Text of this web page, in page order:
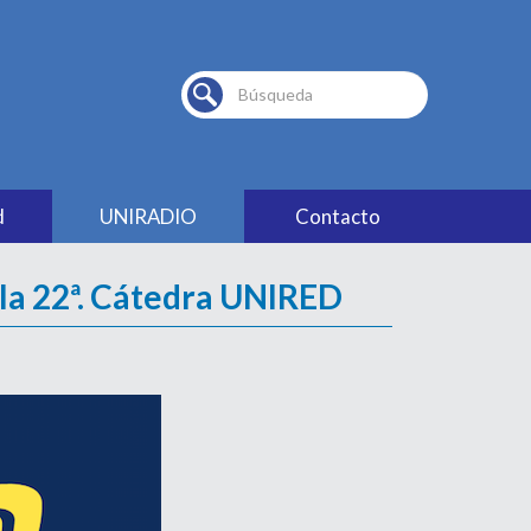
Buscar...
UNIRADIO Contacto
22ª. Cátedra UNIRED